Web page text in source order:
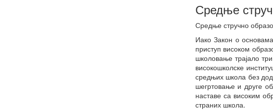
Средње
Средње стручно
Иако Закон о
приступ високом
школовање трајало
високошколске
средњих школа без
шегртовање и друге
наставе са високим
страних школа.